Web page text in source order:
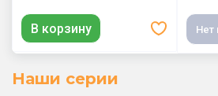
В корзину Нет
Наши серии